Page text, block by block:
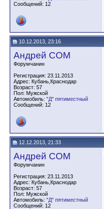
Сообщений: 12
10.12.2013, 23:16
Андрей СОМ
Форумчанин
Регистрация: 23.11.2013
Адрес: Кубань,Краснодар
Возраст: 57
Пол: Мужской
Автомобиль: "Д" пятиместный
Сообщений: 12
12.12.2013, 21:33
Андрей СОМ
Форумчанин
Регистрация: 23.11.2013
Адрес: Кубань,Краснодар
Возраст: 57
Пол: Мужской
Автомобиль: "Д" пятиместный
Сообщений: 12